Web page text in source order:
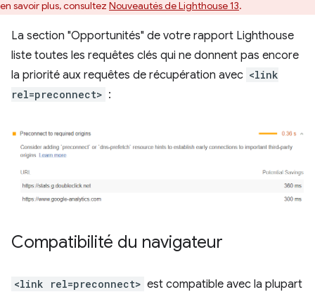
en savoir plus, consultez Nouveautés de Lighthouse 13.
La section "Opportunités" de votre rapport Lighthouse
liste toutes les requêtes clés qui ne donnent pas encore
la priorité aux requêtes de récupération avec <link
rel=preconnect> :
Compatibilité du navigateur
<link rel=preconnect> est compatible avec la plupart